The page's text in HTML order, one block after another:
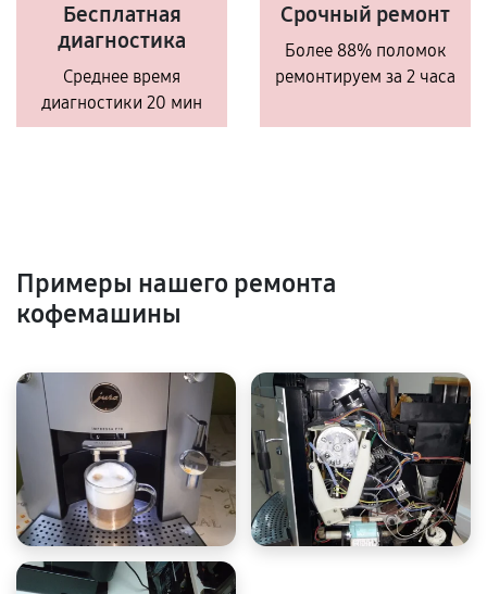
Бесплатная
диагностика
Среднее время
диагностики 20 мин
Срочный ремонт
Более 88% поломок
ремонтируем за 2 часа
Примеры нашего ремонта
кофемашины